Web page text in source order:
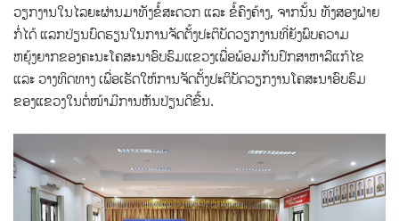
ວຽກງານໃນໄລຍະຜ່ານມາທັງຂໍ້ສະດວກ ແລະ ຂໍ້ຄົງຄ້າງ, ຈາກນັ້ນ ທັງສອງຝ່າຍ
ກໍ່ໄດ້ ແລກປ່ຽນບົດຮຽນໃນການຈັດຕັ້ງປະຕິບັດວຽກງານທີ່ຍັງພົບຄວາມ
ຫຍຸ້ງຍາກຂອງຄະນະໂຄສະນາອົບຮົມແຂວງເພື່ອພ້ອມກັນປຶກສາຫາລືແກ້ໄຂ
ແລະ ວາງທິດທາງ ເພື່ອເຮັດໃຫ້ການຈັດຕັ້ງປະຕິບັດວຽກງານໂຄສະນາອົບຮົມ
ຂອງແຂວງໃນຕໍ່ໜ້າມີການຫັນປ່ຽນດີຂື້ນ.